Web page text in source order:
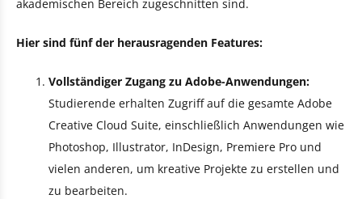
akademischen Bereich zugeschnitten sind.
Hier sind fünf der herausragenden Features:
Vollständiger Zugang zu Adobe-Anwendungen:
Studierende erhalten Zugriff auf die gesamte Adobe
Creative Cloud Suite, einschließlich Anwendungen wie
Photoshop, Illustrator, InDesign, Premiere Pro und
vielen anderen, um kreative Projekte zu erstellen und
zu bearbeiten.